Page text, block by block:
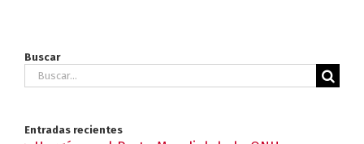
Buscar
Buscar:
Entradas recientes